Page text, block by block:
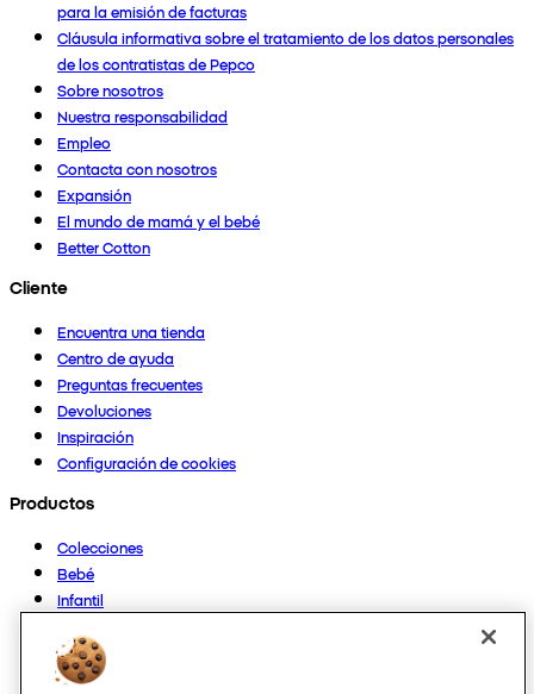
para la emisión de facturas
Cláusula informativa sobre el tratamiento de los datos personales
de los contratistas de Pepco
Sobre nosotros
Nuestra responsabilidad
Empleo
Contacta con nosotros
Expansión
El mundo de mamá y el bebé
Better Cotton
Cliente
Encuentra una tienda
Centro de ayuda
Preguntas frecuentes
Devoluciones
Inspiración
Configuración de cookies
Productos
Colecciones
Bebé
Infantil
Mujer
Hombre